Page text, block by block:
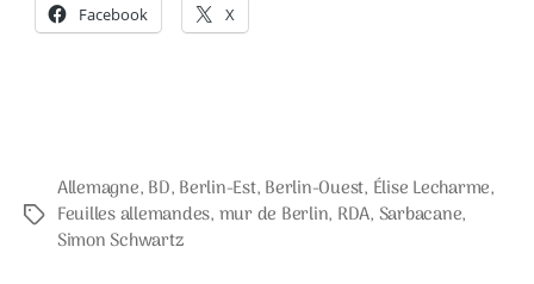
Facebook X
Étiquettes
Allemagne, BD, Berlin-Est, Berlin-Ouest, Élise Lecharme,
Feuilles allemandes, mur de Berlin, RDA, Sarbacane,
Simon Schwartz